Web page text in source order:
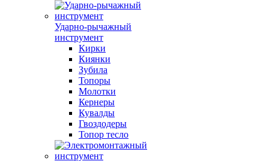
Ударно-рычажный
инструмент
Кирки
Киянки
Зубила
Топоры
Молотки
Кернеры
Кувалды
Гвоздодеры
Топор тесло